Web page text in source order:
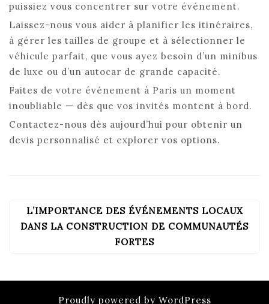
puissiez vous concentrer sur votre événement.
Laissez-nous vous aider à planifier les itinéraires,
à gérer les tailles de groupe et à sélectionner le
véhicule parfait, que vous ayez besoin d’un minibus
de luxe ou d’un autocar de grande capacité.
Faites de votre événement à Paris un moment
inoubliable — dès que vos invités montent à bord.
Contactez-nous dès aujourd’hui pour obtenir un
devis personnalisé et explorer vos options.
NAVIGATION
DE
L’IMPORTANCE DES ÉVÉNEMENTS LOCAUX
DANS LA CONSTRUCTION DE COMMUNAUTÉS
FORTES
Proudly powered by WordPress